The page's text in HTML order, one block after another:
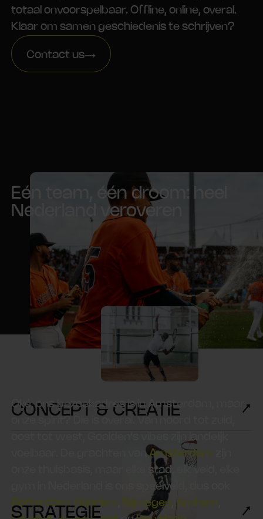
totaal onvoorspelbaar. Offline, online, overal.
Klaar om samen geschiedenis te schrijven?
Contact us
Eén team, één droom: heel
Nederland veroveren
Oké, ons bezoekadres is in Amsterdam, maar
oost tot west, Goalden’s vibes zijn landelijk
voelbaar. De grachten vanAmsterdam
onze thuisbasis, maar elke stad, elk veld, elke
gym in Nederland is ons speelveld, dus ook
Rotterdam,Haarlem Nijmegen ,Arnhem
CONCEPT & CREATIE
STRATEGIE